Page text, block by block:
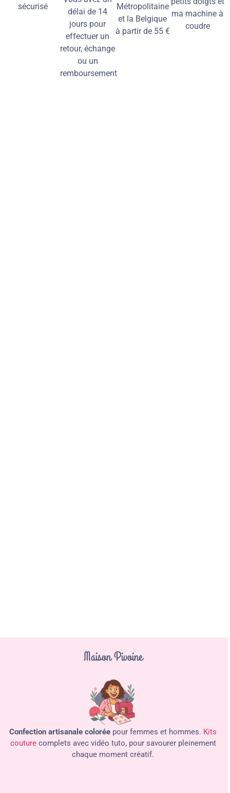
sécurisé
délai de 14
jours pour
effectuer un
retour, échange
ou un
remboursement
Métropolitaine
et la Belgique
à partir de 55 €
ma machine à
coudre
Maison Pivoine
Confection artisanale colorée pour femmes et hommes. Kits
couturecomplets avec vidéo tuto, pour savourer pleinement
chaque moment créatif.